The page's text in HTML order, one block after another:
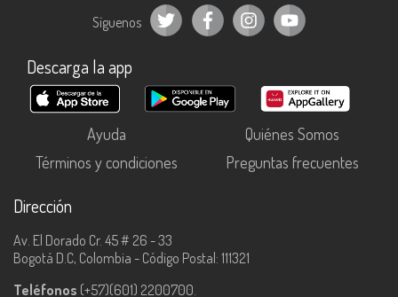
Síguenos
Descarga la app
Ayuda
Quiénes Somos
Términos y condiciones
Preguntas frecuentes
Dirección
Av. El Dorado Cr. 45 # 26 - 33
Bogotá D.C, Colombia - Código Postal: 111321
Teléfonos (+57)(601) 2200700.